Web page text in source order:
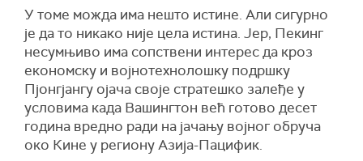
У томе можда има нешто истине. Али сигурно
је да то никако није цела истина. Јер, Пекинг
несумњиво има сопствени интерес да кроз
економску и војнотехнолошку подршку
Пјонгјангу ојача своје стратешко залеђе у
условима када Вашингтон већ готово десет
година вредно ради на јачању војног обруча
око Кине у региону Азија-Пацифик.